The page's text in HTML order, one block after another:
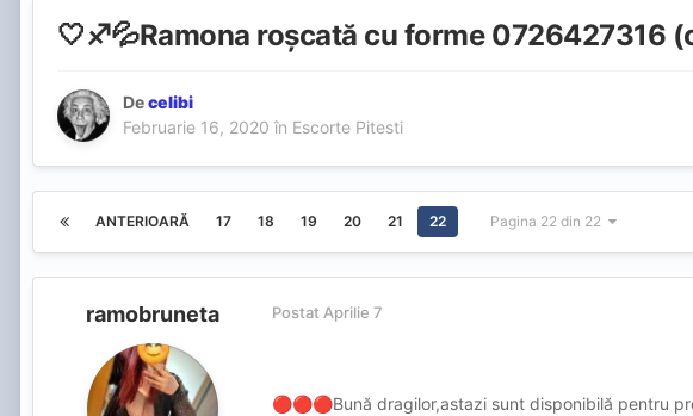
🤍♐️💦Ramona roșcată cu forme 0726427316
Decelibi
Februarie 16, 2020 în Escorte Pitesti
ANTERIOARĂ 17 18 19 20 21 22 Pagina 22 din 22
ramobruneta Postat Aprilie 7
🔴🔴🔴Bună dragilor,astazi sunt disponibilă pentru